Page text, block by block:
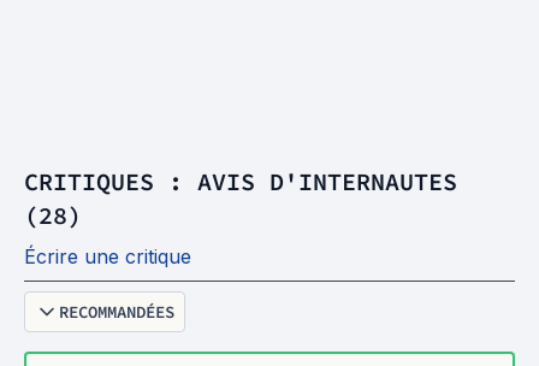
CRITIQUES : AVIS D'INTERNAUTES
(28)
Écrire une critique
RECOMMANDÉES